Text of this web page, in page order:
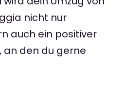
nicht nur
auch ein positiver
an den du gerne